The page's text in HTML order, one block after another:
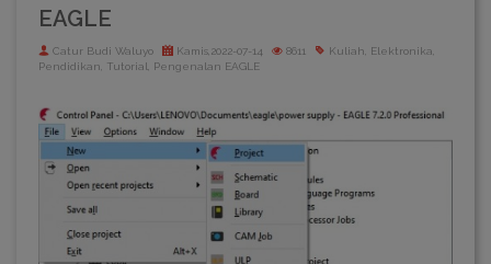
EAGLE
Catur Budi Waluyo Kamis,2022-07-14 8611
Kuliah, Elektronika,
Pendidikan, Tutorial, Pengenalan EAGLE